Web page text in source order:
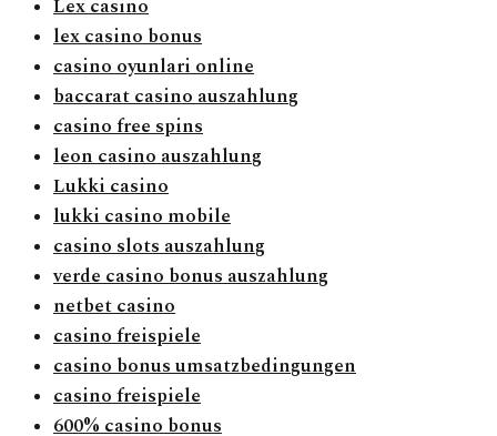
Lex casino
lex casino bonus
casino oyunlari online
baccarat casino auszahlung
casino free spins
leon casino auszahlung
Lukki casino
lukki casino mobile
casino slots auszahlung
verde casino bonus auszahlung
netbet casino
casino freispiele
casino bonus umsatzbedingungen
casino freispiele
600% casino bonus